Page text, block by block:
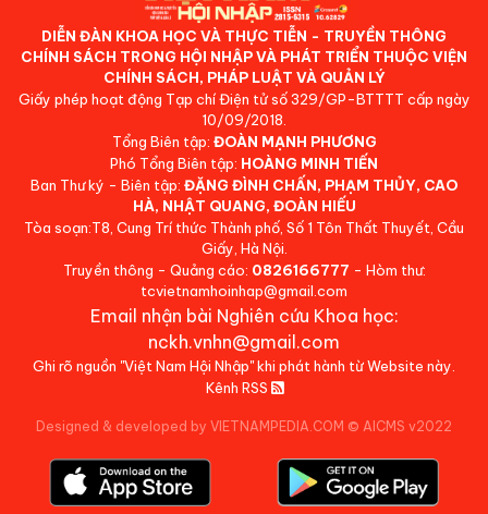
DIỄN ĐÀN KHOA HỌC VÀ THỰC TIỄN - TRUYỀN THÔNG
CHÍNH SÁCH TRONG HỘI NHẬP VÀ PHÁT TRIỂN THUỘC VIỆN
CHÍNH SÁCH, PHÁP LUẬT VÀ QUẢN LÝ
Giấy phép hoạt động Tạp chí Điện tử số 329/GP-BTTTT cấp ngày
10/09/2018.
Tổng Biên tập: ĐOÀN MẠNH PHƯƠNG
Phó Tổng Biên tập: HOÀNG MINH TIẾN
Ban Thư ký - Biên tập: ĐẶNG ĐÌNH CHẤN, PHẠM THỦY, CAO
HÀ, NHẬT QUANG, ĐOÀN HIẾU
Tòa soạn:T8, Cung Trí thức Thành phố, Số 1 Tôn Thất Thuyết, Cầu
Giấy, Hà Nội.
Truyền thông - Quảng cáo: 0826166777 - Hòm thư:
tcvietnamhoinhap@gmail.com
Email nhận bài Nghiên cứu Khoa học:
nckh.vnhn@gmail.com
Ghi rõ nguồn "Việt Nam Hội Nhập" khi phát hành từ Website này.
Kênh RSS
Designed & developed by VIETNAMPEDIA.COM © AICMS v2022